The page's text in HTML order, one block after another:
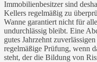
Immobilienbesitzer sind
Kellers regelmäßig zu
Wanne garantiert nicht für
undurchlässig bleibt. Eine
gutes Jahrzehnt
regelmäßige Prüfung, wenn
steht, der die Bildung von